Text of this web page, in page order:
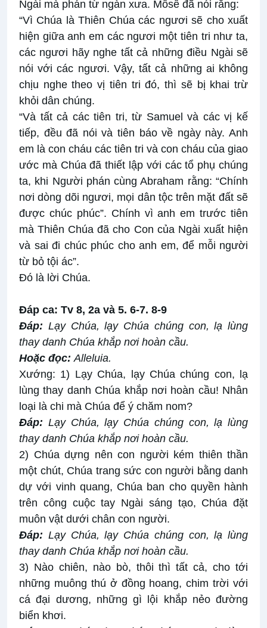
Ngài mà phán từ ngàn xưa. Môsê đã nói rằng:
“Vì Chúa là Thiên Chúa các ngươi sẽ cho xuất
hiện giữa anh em các ngươi một tiên tri như ta,
các ngươi hãy nghe tất cả những điều Ngài sẽ
nói với các ngươi. Vậy, tất cả những ai không
chịu nghe theo vị tiên tri đó, thì sẽ bị khai trừ
khỏi dân chúng.
“Và tất cả các tiên tri, từ Samuel và các vị kế
tiếp, đều đã nói và tiên báo về ngày này. Anh
em là con cháu các tiên tri và con cháu của giao
ước mà Chúa đã thiết lập với các tổ phụ chúng
ta, khi Người phán cùng Abraham rằng: “Chính
nơi dòng dõi ngươi, mọi dân tộc trên mặt đất sẽ
được chúc phúc”. Chính vì anh em trước tiên
mà Thiên Chúa đã cho Con của Ngài xuất hiện
và sai đi chúc phúc cho anh em, để mỗi người
từ bỏ tội ác”.
Ðó là lời Chúa.
Ðáp ca: Tv 8, 2a và 5. 6-7. 8-9
Ðáp: Lạy Chúa, lạy Chúa chúng con, lạ lùng
thay danh Chúa khắp nơi hoàn cầu.
Hoặc đọc:Alleluia.
Xướng: 1) Lạy Chúa, lạy Chúa chúng con, lạ
lùng thay danh Chúa khắp nơi hoàn cầu! Nhân
loại là chi mà Chúa để ý chăm nom?
Ðáp: Lạy Chúa, lạy Chúa chúng con, lạ lùng
thay danh Chúa khắp nơi hoàn cầu.
2) Chúa dựng nên con người kém thiên thần
một chút, Chúa trang sức con người bằng danh
dự với vinh quang, Chúa ban cho quyền hành
trên công cuộc tay Ngài sáng tạo, Chúa đặt
muôn vật dưới chân con người.
Ðáp: Lạy Chúa, lạy Chúa chúng con, lạ lùng
thay danh Chúa khắp nơi hoàn cầu.
3) Nào chiên, nào bò, thôi thì tất cả, cho tới
những muông thú ở đồng hoang, chim trời với
cá đại dương, những gì lội khắp nẻo đường
biển khơi.